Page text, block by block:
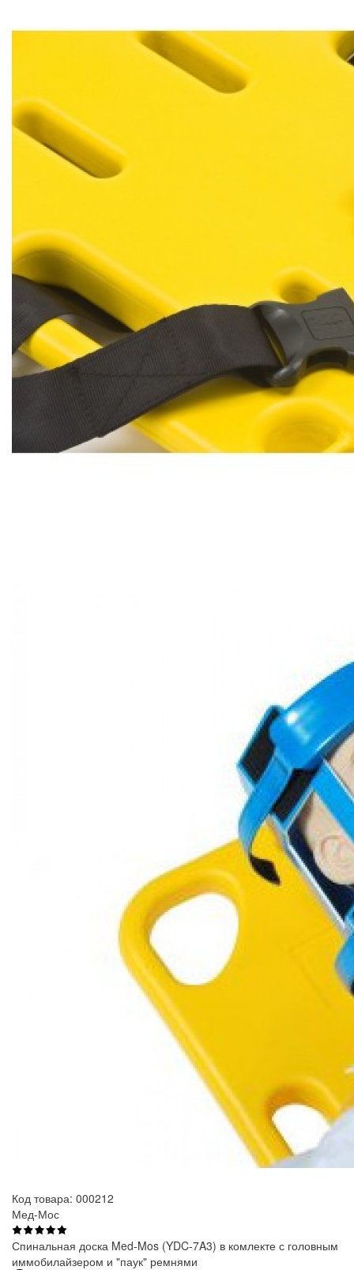
Код товара: 000212
Мед-Мос
Спинальная доска Med-Mos (YDC-7A3) в комлекте с головным
иммобилайзером и "паук" ремнями